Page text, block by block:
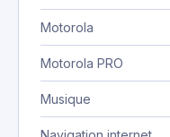
Motorola
Motorola PRO
Musique